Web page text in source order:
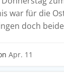
war für die
doch
Apr. 11